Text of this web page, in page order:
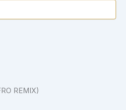
REMIX)